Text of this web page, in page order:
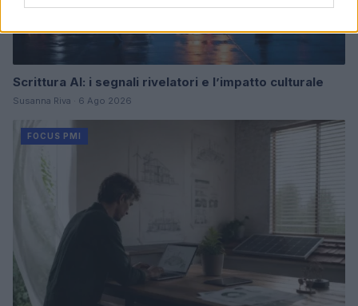
Scrittura AI: i segnali rivelatori e l’impatto culturale
Susanna Riva · 6 Ago 2026
FOCUS PMI